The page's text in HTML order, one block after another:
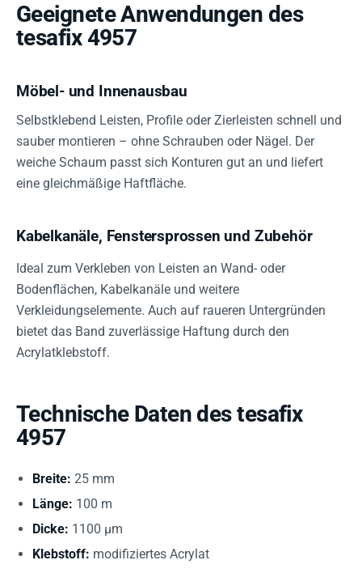
Geeignete Anwendungen des
tesafix 4957
Möbel- und Innenausbau
Selbstklebend Leisten, Profile oder Zierleisten schnell und
sauber montieren – ohne Schrauben oder Nägel. Der
weiche Schaum passt sich Konturen gut an und liefert
eine gleichmäßige Haftfläche.
Kabelkanäle, Fenstersprossen und Zubehör
Ideal zum Verkleben von Leisten an Wand- oder
Bodenflächen, Kabelkanäle und weitere
Verkleidungselemente. Auch auf raueren Untergründen
bietet das Band zuverlässige Haftung durch den
Acrylatklebstoff.
Technische Daten des tesafix
4957
Breite: 25 mm
Länge: 100 m
Dicke: 1100 µm
Klebstoff: modifiziertes Acrylat